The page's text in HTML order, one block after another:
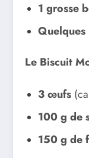
1 grosse
Le Biscuit
3 œufs
100 g de
150 g de